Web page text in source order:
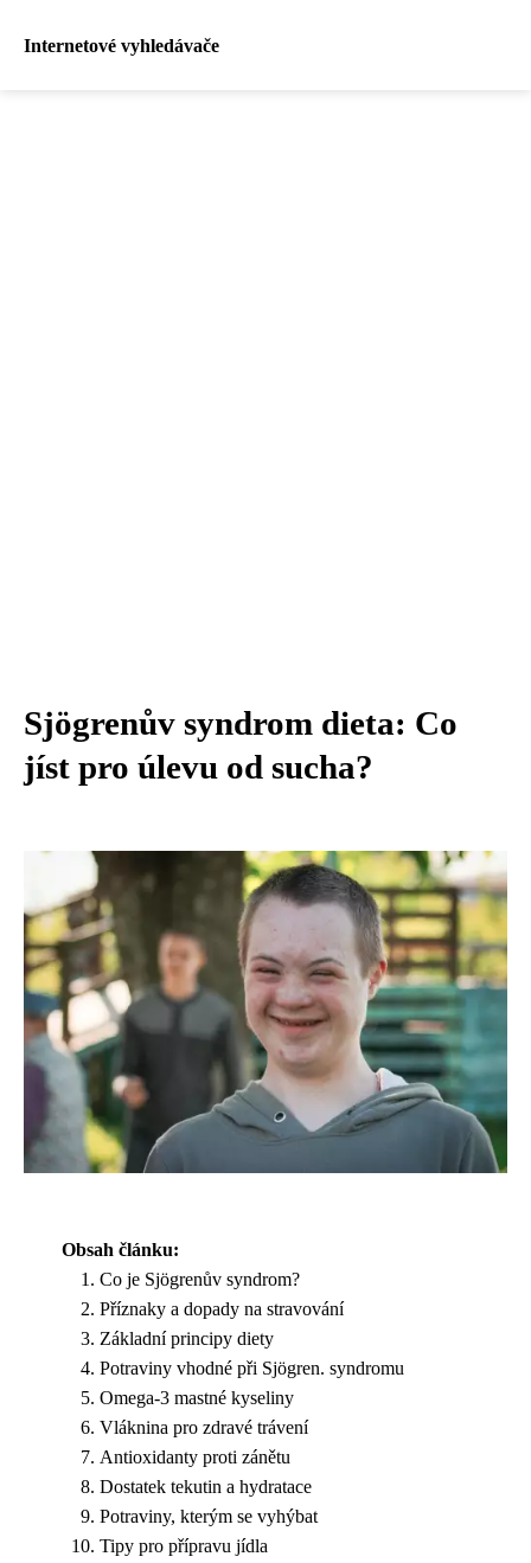
Internetové vyhledávače
Sjögrenův syndrom dieta: Co
jíst pro úlevu od sucha?
Obsah článku:
Co je Sjögrenův syndrom?
Příznaky a dopady na stravování
Základní principy diety
Potraviny vhodné při Sjögren. syndromu
Omega-3 mastné kyseliny
Vláknina pro zdravé trávení
Antioxidanty proti zánětu
Dostatek tekutin a hydratace
Potraviny, kterým se vyhýbat
Tipy pro přípravu jídla